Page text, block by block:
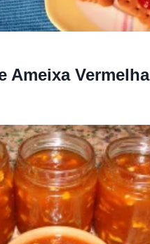
Ameixa Vermelha